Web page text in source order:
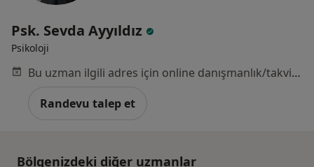
Psk. Sevda Ayyıldız
Psikoloji
Bu uzman ilgili adres için online danışmanlık/takvim sunmuyor.
Randevu talep et
Bölgenizdeki diğer uzmanlar